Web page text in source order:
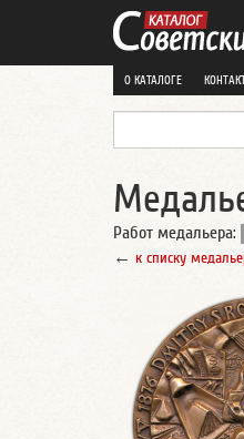
О КАТАЛОГЕ
Работ медальера:
← к списку